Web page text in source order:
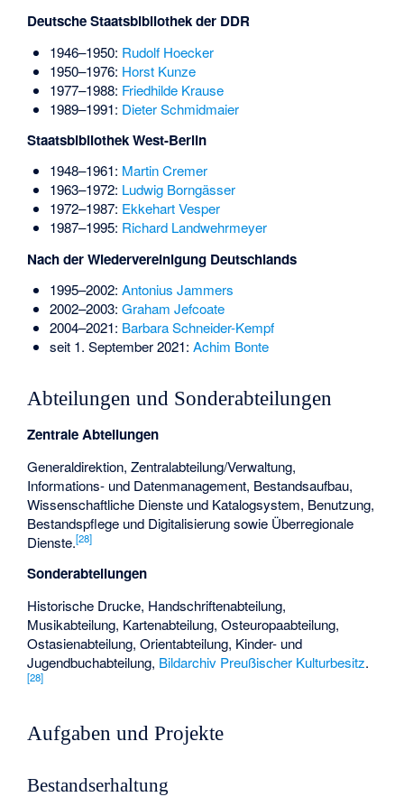
Deutsche Staatsbibliothek der DDR
1946–1950: Rudolf Hoecker
1950–1976: Horst Kunze
1977–1988: Friedhilde Krause
1989–1991: Dieter Schmidmaier
Staatsbibliothek West-Berlin
1948–1961: Martin Cremer
1963–1972: Ludwig Borngässer
1972–1987: Ekkehart Vesper
1987–1995: Richard Landwehrmeyer
Nach der Wiedervereinigung Deutschlands
1995–2002: Antonius Jammers
2002–2003: Graham Jefcoate
2004–2021: Barbara Schneider-Kempf
seit 1. September 2021: Achim Bonte
Abteilungen und Sonderabteilungen
Zentrale Abteilungen
Generaldirektion, Zentralabteilung/Verwaltung,
Informations- und Datenmanagement, Bestandsaufbau,
Wissenschaftliche Dienste und Katalogsystem, Benutzung,
Bestandspflege und Digitalisierung sowie Überregionale
Dienste.[28]
Sonderabteilungen
Historische Drucke, Handschriftenabteilung,
Musikabteilung, Kartenabteilung, Osteuropaabteilung,
Ostasienabteilung, Orientabteilung, Kinder- und
Jugendbuchabteilung, Bildarchiv Preußischer Kulturbesitz.
[28]
Aufgaben und Projekte
Bestandserhaltung